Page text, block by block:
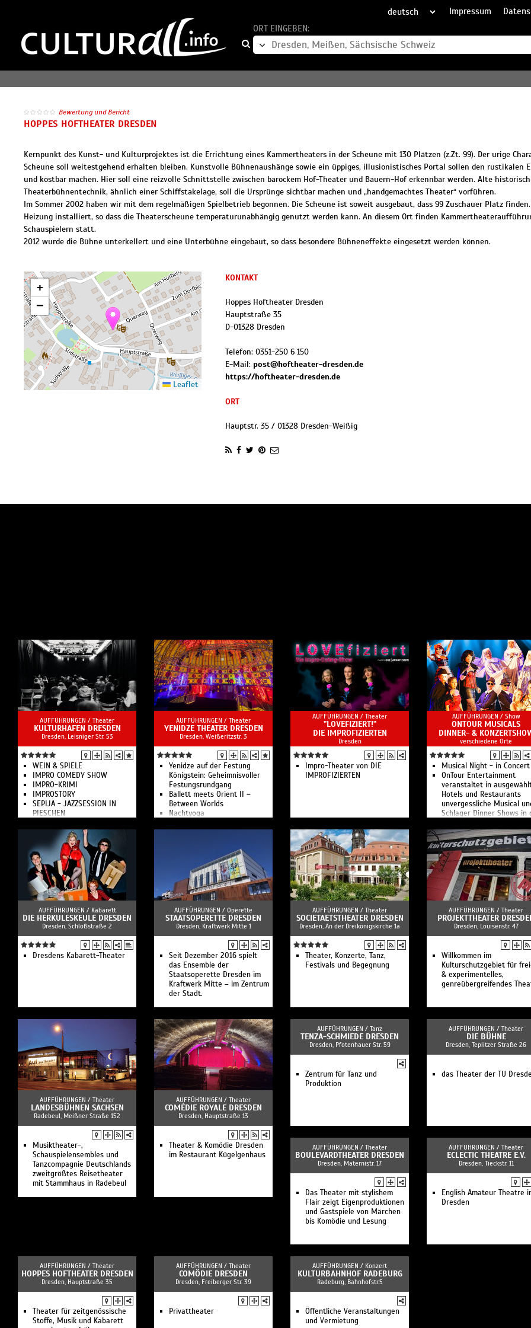
Impressum
ORT EINGEBEN:
Bewertung und Bericht
HOPPES HOFTHEATER DRESDEN
Kernpunkt des Kunst- und Kulturprojektes ist die Errichtung eines Kammertheaters in der Scheune mit 130 Plätzen (z.Zt. 99). Der urige
Scheune soll weitestgehend erhalten bleiben. Kunstvolle Bühnenaushänge sowie ein üppiges, illusionistisches Portal sollen den rustikalen
und kostbar machen. Hier soll eine reizvolle Schnittstelle zwischen barockem Hof-Theater und Bauern-Hof erkennbar werden. Alte
Theaterbühnentechnik, ähnlich einer Schiffstakelage, soll die Ursprünge sichtbar machen und „handgemachtes Theater“ vorführen.
Im Sommer 2002 haben wir mit dem regelmäßigen Spielbetrieb begonnen. Die Scheune ist soweit ausgebaut, dass 99 Zuschauer Platz
Heizung installiert, so dass die Theaterscheune temperaturunabhängig genutzt werden kann. An diesem Ort finden
Schauspielern statt.
2012 wurde die Bühne unterkellert und eine Unterbühne eingebaut, so dass besondere Bühneneffekte eingesetzt werden können.
+
−
Leaflet
KONTAKT
Hoppes Hoftheater Dresden
Hauptstraße 35
D-01328 Dresden
Telefon: 0351-250 6 150
E-Mail: post@hoftheater-dresden.de
https://hoftheater-dresden.de
ORT
Hauptstr. 35 / 01328 Dresden-Weißig
AUFFÜHRUNGEN / Theater
KULTURHAFEN DRESDEN
Dresden, Leisniger Str. 53
WEIN & SPIELE
IMPRO COMEDY SHOW
IMPRO-KRIMI
IMPROSTORY
SEPIJA - JAZZSESSION IN
PIESCHEN
DIE IMPROSHOW-SHOW
KULTURHAFEN JUBELÄUM -
TAG DER OFFENEN TÜR
MAESTRO™ - DER IMPRO
SLAM
HEIMAT - DIE IMPROSHOW
ZUM TAG DER DEUTSCHEN
EINHEIT
IMPROTHEATERKURS FÜR
EINSTEIGER*INNEN
EXTRABLATT - DIE
IMPROSHOW
DAS HOTEL
HALLOWEEN IMPRO-SHOW
AUFFÜHRUNGEN / Theater
YENIDZE THEATER DRESDEN
Dresden, Weißeritzstr. 3
Yenidze auf der Festung
Königstein: Geheimnisvoller
Festungsrundgang
Ballett meets Orient II –
Between Worlds
Nachtyoga
Tango – Wege einer
Aufführungen in der Kuppel
der Yenidze im Dresden-
AUFFÜHRUNGEN / Theater
"LOVEFIZIERT!"
DIE IMPROFIZIERTEN
Dresden
Impro-Theater von DIE
IMPROFIZIERTEN
AUFFÜHRUNGEN / Show
ONTOUR MUSICALS
DINNER- &
verschiedene Orte
Musical Night - in Concert
OnTour Entertainment
veranstaltet in
Hotels und Restaurants
unvergessliche Musical
Schlager Dinner Shows in
AUFFÜHRUNGEN / Kabarett
DIE HERKULESKEULE DRESDEN
Dresden, Schloßstraße 2
Dresdens Kabarett-Theater
AUFFÜHRUNGEN / Operette
STAATSOPERETTE DRESDEN
Dresden, Kraftwerk Mitte 1
Seit Dezember 2016 spielt
das Ensemble der
Staatsoperette Dresden im
Kraftwerk Mitte – im Zentrum
der Stadt.
AUFFÜHRUNGEN / Theater
SOCIETAETSTHEATER DRESDEN
Dresden, An der Dreikönigskirche 1a
Theater, Konzerte, Tanz,
Festivals und Begegnung
AUFFÜHRUNGEN / Theater
PROJEKTTHEATER
Dresden, Louisenstr. 47
Willkommen im
Kulturschutzgebiet für
& experimentelles,
genreübergreifendes
AUFFÜHRUNGEN / Theater
LANDESBÜHNEN SACHSEN
Radebeul, Meißner Straße 152
Musiktheater-,
Schauspielensembles und
Tanzcompagnie Deutschlands
zweitgrößtes Reisetheater
mit Stammhaus in Radebeul
AUFFÜHRUNGEN / Theater
COMÉDIE ROYALE DRESDEN
Dresden, Hauptstraße 13
Theater & Komödie Dresden
im Restaurant Kügelgenhaus
AUFFÜHRUNGEN / Tanz
TENZA-SCHMIEDE DRESDEN
Dresden, Pfotenhauer Str. 59
Zentrum für Tanz und
Produktion
AUFFÜHRUNGEN / Theater
DIE BÜHNE
Dresden, Teplitzer Straße 26
das Theater der TU
AUFFÜHRUNGEN / Theater
BOULEVARDTHEATER DRESDEN
Dresden, Maternistr. 17
Das Theater mit stylishem
Flair zeigt Eigenproduktionen
und Gastspiele von Märchen
bis Komödie und Lesung
AUFFÜHRUNGEN / Theater
ECLECTIC THEATRE E.V.
Dresden, Tieckstr. 11
English Amateur Theatre
Dresden
AUFFÜHRUNGEN / Theater
HOPPES HOFTHEATER DRESDEN
Dresden, Hauptstraße 35
Theater für zeitgenössische
Stoffe, Musik und Kabarett
AUFFÜHRUNGEN / Theater
COMÖDIE DRESDEN
Dresden, Freiberger Str. 39
Privattheater
AUFFÜHRUNGEN / Konzert
KULTURBAHNHOF RADEBURG
Radeburg, Bahnhofstr.5
Öffentliche Veranstaltungen
und Vermietung